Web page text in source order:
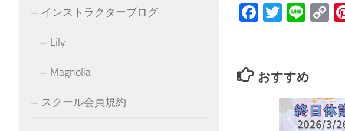
Facebook
Twitter
Line
おすすめ
インストラクターブログ
Lily
Magnolia
スクール会員規約